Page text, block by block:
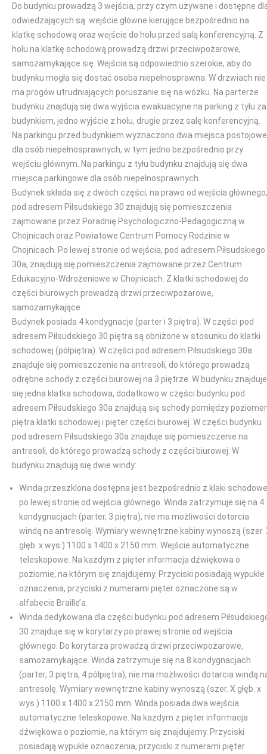
Do budynku prowadzą 3 wejścia, przy czym używane i dostępne
odwiedzających są: wejście główne kierujące bezpośrednio na
klatkę schodową oraz wejście do holu przed salą konferencyjną. Z
holu na klatkę schodową prowadzą drzwi przeciwpożarowe,
samozamykające się. Wejścia są odpowiednio szerokie, aby do
budynku mogła się dostać osoba niepełnosprawna. W drzwiach nie
ma progów utrudniających poruszanie się na wózku. Na parterze
budynku znajdują się dwa wyjścia ewakuacyjne na parking z tyłu za
budynkiem, jedno wyjście z holu, drugie przez salę konferencyjną.
Na parkingu przed budynkiem wyznaczono dwa miejsca postojowe
dla osób niepełnosprawnych, w tym jedno bezpośrednio przy
wejściu głównym. Na parkingu z tyłu budynku znajdują się dwa
miejsca parkingowe dla osób niepełnosprawnych.
Budynek składa się z dwóch części, na prawo od wejścia głównego,
pod adresem Piłsudskiego 30 znajdują się pomieszczenia
zajmowane przez Poradnię Psychologiczno-Pedagogiczną w
Chojnicach oraz Powiatowe Centrum Pomocy Rodzinie w
Chojnicach. Po lewej stronie od wejścia, pod adresem Piłsudskiego
30a, znajdują się pomieszczenia zajmowane przez Centrum
Edukacyjno-Wdrożeniowe w Chojnicach. Z klatki schodowej do
części biurowych prowadzą drzwi przeciwpożarowe,
samozamykające.
Budynek posiada 4 kondygnacje (parter i 3 piętra). W części pod
adresem Piłsudskiego 30 piętra są obniżone w stosunku do klatki
schodowej (półpiętra). W części pod adresem Piłsudskiego 30a
znajduje się pomieszczenie na antresoli, do którego prowadzą
odrębne schody z części biurowej na 3 piętrze. W budynku znajduje
się jedna klatka schodowa, dodatkowo w części budynku pod
adresem Piłsudskiego 30a znajdują się schody pomiędzy
piętra klatki schodowej i pięter części biurowej. W części budynku
pod adresem Piłsudskiego 30a znajduje się pomieszczenie na
antresoli, do którego prowadzą schody z części biurowej. W
budynku znajdują się dwie windy:
Winda przeszklona dostępna jest bezpośrednio z klaki
po lewej stronie od wejścia głównego. Winda zatrzymuje się na 4
kondygnacjach (parter, 3 piętra), nie ma możliwości dotarcia
windą na antresolę. Wymiary wewnętrzne kabiny wynoszą (szer.
głęb. x wys.) 1100 x 1400 x 2150 mm. Wejście automatyczne
teleskopowe. Na każdym z pięter informacja dźwiękowa o
poziomie, na którym się znajdujemy. Przyciski posiadają wypukłe
oznaczenia, przyciski z numerami pięter oznaczone są w
alfabecie Braille’a.
Winda dedykowana dla części budynku pod adresem
30 znajduje się w korytarzy po prawej stronie od wejścia
głównego. Do korytarza prowadzą drzwi przeciwpożarowe,
samozamykające. Winda zatrzymuje się na 8 kondygnacjach
(parter, 3 piętra, 4 półpiętra), nie ma możliwości dotarcia windą
antresolę. Wymiary wewnętrzne kabiny wynoszą (szer. X głęb. x
wys.) 1100 x 1400 x 2150 mm. Winda posiada dwa wejścia
automatyczne teleskopowe. Na każdym z pięter informacja
dźwiękowa o poziomie, na którym się znajdujemy. Przyciski
posiadają wypukłe oznaczenia, przyciski z numerami pięter